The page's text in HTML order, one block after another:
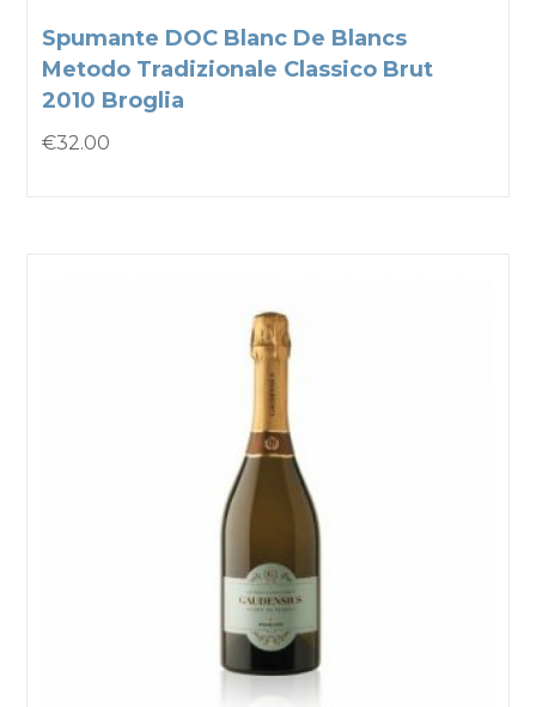
Spumante DOC Blanc De Blancs
Metodo Tradizionale Classico Brut
2010 Broglia
€32.00